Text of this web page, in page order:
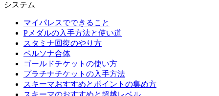
システム
マイパレスでできること
Pメダルの入手方法と使い道
スタミナ回復のやり方
ペルソナ合体
ゴールドチケットの使い方
プラチナチケットの入手方法
スキーマおすすめとポイントの集め方
スキーマのおすすめと超越レベル